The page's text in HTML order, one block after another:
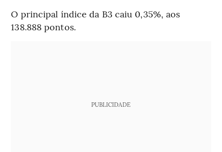
O principal índice da B3 caiu 0,35%, aos
138.888 pontos.
PUBLICIDADE